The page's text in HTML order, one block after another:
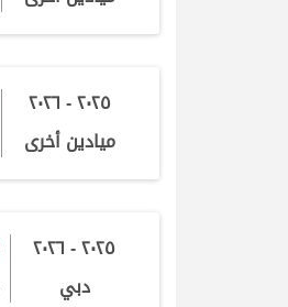
٢٠٢٥ - ٢٠٢٦
ميادين أخرى
٢٠٢٥ - ٢٠٢٦
دبي